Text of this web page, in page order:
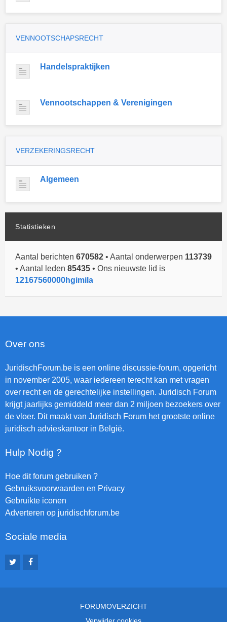
VENNOOTSCHAPSRECHT
Handelspraktijken
Vennootschappen & Verenigingen
VERZEKERINGSRECHT
Algemeen
Statistieken
Aantal berichten 670582 • Aantal onderwerpen 113739
• Aantal leden 85435 • Ons nieuwste lid is
12167560000hgimila
Over ons
JuridischForum.be is een online discussie-forum, opgericht
in november 2005, waar iedereen terecht kan met vragen
over recht en de gerechtelijke instellingen. Juridisch Forum
krijgt jaarlijks gemiddeld meer dan 2 miljoen bezoekers over
de vloer. Dit maakt van Juridisch Forum het grootste online
juridisch advieskantoor in België.
Hulp Nodig ?
Hoe dit forum gebruiken ?
Gebruiksvoorwaarden en Privacy
Gebruikte iconen
Adverteren op juridischforum.be
Sociale media
FORUMOVERZICHT